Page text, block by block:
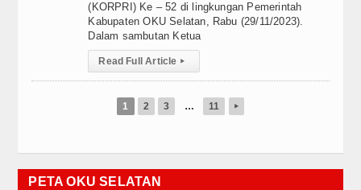
(KORPRI) Ke – 52 di lingkungan Pemerintah
Kabupaten OKU Selatan, Rabu (29/11/2023).
Dalam sambutan Ketua
Read Full Article ▸
1 2 3 … 11 ▸
PETA OKU SELATAN